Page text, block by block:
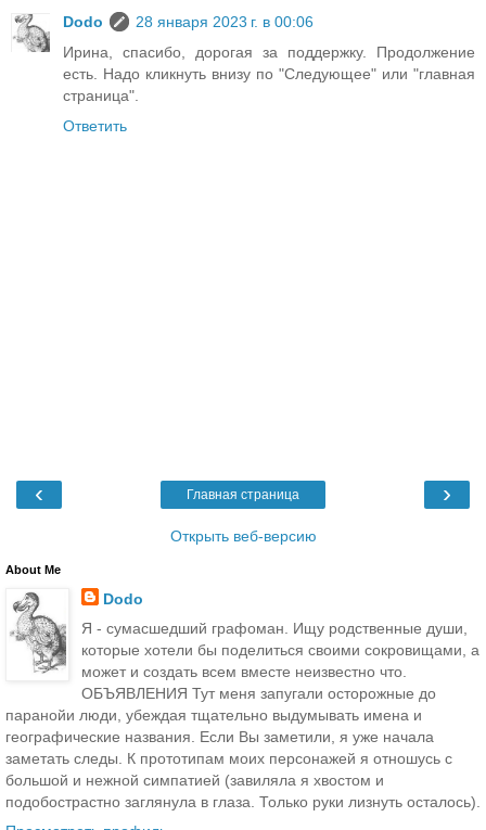
Dodo
28 января 2023 г. в 00:06
Ирина, спасибо, дорогая за поддержку. Продолжение
есть. Надо кликнуть внизу по "Следующее" или "главная
страница".
Ответить
‹ ›
Главная страница
Открыть веб-версию
About Me
Dodo
Я - сумасшедший графоман. Ищу родственные души,
которые хотели бы поделиться своими сокровищами, а
может и создать всем вместе неизвестно что.
ОБЪЯВЛЕНИЯ Тут меня запугали осторожные до
паранойи люди, убеждая тщательно выдумывать имена и
географические названия. Если Вы заметили, я уже начала
заметать следы. К прототипам моих персонажей я отношусь с
большой и нежной симпатией (завиляла я хвостом и
подобострастно заглянула в глаза. Только руки лизнуть осталось).